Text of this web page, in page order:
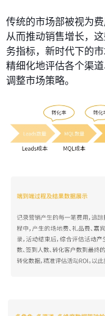
传统的市场部被视为
从而推动销售增长，
务指标，新时代下的
精细化地评估各个渠
调整市场策略。